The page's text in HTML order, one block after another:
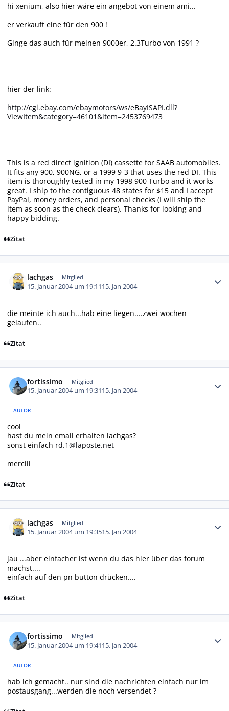
hi xenium, also hier wäre ein angebot von einem ami...
er verkauft eine für den 900 !
Ginge das auch für meinen 9000er, 2.3Turbo von 1991 ?
hier der link:
http://cgi.ebay.com/ebaymotors/ws/eBayISAPI.dll?
ViewItem&category=46101&item=2453769473
This is a red direct ignition (DI) cassette for SAAB automobiles.
It fits any 900, 900NG, or a 1999 9-3 that uses the red DI. This
item is thoroughly tested in my 1998 900 Turbo and it works
great. I ship to the contiguous 48 states for $15 and I accept
PayPal, money orders, and personal checks (I will ship the
item as soon as the check clears). Thanks for looking and
happy bidding.
Zitat
lachgas Mitglied
15. Januar 2004 um 19:1115. Jan 2004
die meinte ich auch...hab eine liegen....zwei wochen
gelaufen..
Zitat
fortissimo Mitglied
15. Januar 2004 um 19:3115. Jan 2004
AUTOR
cool
hast du mein email erhalten lachgas?
sonst einfach rd.1@laposte.net
merciii
Zitat
lachgas Mitglied
15. Januar 2004 um 19:3515. Jan 2004
jau ...aber einfacher ist wenn du das hier über das forum
machst....
einfach auf den pn button drücken....
Zitat
fortissimo Mitglied
15. Januar 2004 um 19:4115. Jan 2004
AUTOR
hab ich gemacht.. nur sind die nachrichten einfach nur im
postausgang...werden die noch versendet ?